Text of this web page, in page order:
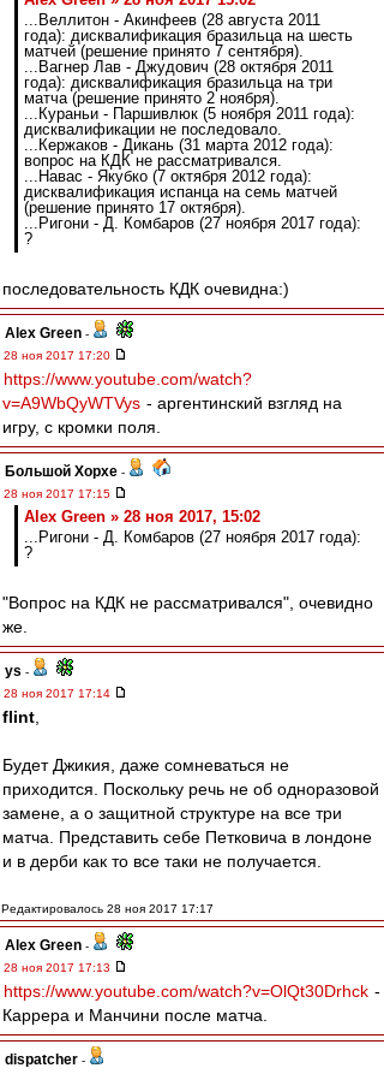
...Веллитон - Акинфеев (28 августа 2011
года): дисквалификация бразильца на шесть
матчей (решение принято 7 сентября).
...Вагнер Лав - Джудович (28 октября 2011
года): дисквалификация бразильца на три
матча (решение принято 2 ноября).
...Кураньи - Паршивлюк (5 ноября 2011 года):
дисквалификации не последовало.
...Кержаков - Дикань (31 марта 2012 года):
вопрос на КДК не рассматривался.
...Навас - Якубко (7 октября 2012 года):
дисквалификация испанца на семь матчей
(решение принято 17 октября).
...Ригони - Д. Комбаров (27 ноября 2017 года):
?
последовательность КДК очевидна:)
Alex Green -
28 ноя 2017 17:20
https://www.youtube.com/watch?
v=A9WbQyWTVys - аргентинский взгляд на
игру, с кромки поля.
Большой Хорхе -
28 ноя 2017 17:15
Alex Green » 28 ноя 2017, 15:02
...Ригони - Д. Комбаров (27 ноября 2017 года):
?
"Вопрос на КДК не рассматривался", очевидно
же.
ys -
28 ноя 2017 17:14
flint
Будет Джикия, даже сомневаться не
приходится. Поскольку речь не об одноразовой
замене, а о защитной структуре на все три
матча. Представить себе Петковича в лондоне
и в дерби как то все таки не получается.
Редактировалось 28 ноя 2017 17:17
Alex Green -
28 ноя 2017 17:13
https://www.youtube.com/watch?v=OlQt30Drhck -
Каррера и Манчини после матча.
dispatcher -